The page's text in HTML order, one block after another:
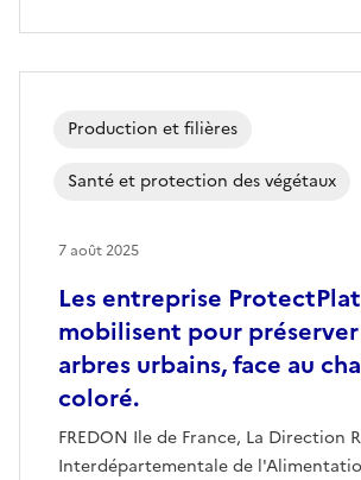
Les entreprise
mobilisent pour
arbres urbains, face au
coloré.
FREDON Ile de France, La Direction
Interdépartementale de
Production et filières
Santé et protection des végétaux
7 août 2025